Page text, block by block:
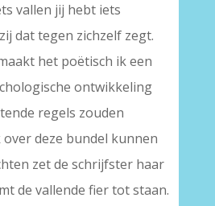
vallen jij hebt iets
dat tegen zichzelf zegt.
het poëtisch ik een
ontwikkeling
regels zouden
deze bundel kunnen
zet de schrijfster haar
de vallende fier tot staan.